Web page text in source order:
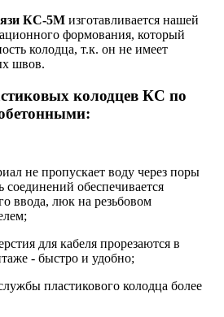
КС-5М изготавливается нашей
формования, который
колодца, т.к. он не имеет
швов.
колодцев КС по
не пропускает воду через поры
обеспечивается
ввода, люк на резьбовом
для кабеля прорезаются в
- быстро и удобно;
пластикового колодца более